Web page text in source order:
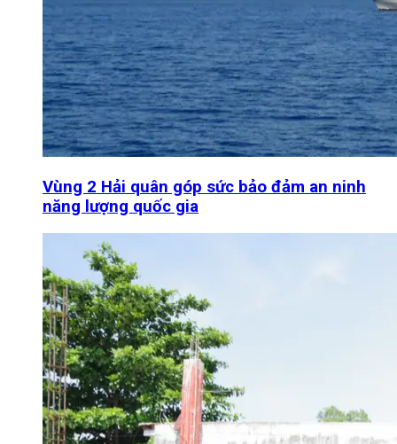
Vùng 2 Hải quân góp sức bảo đảm an ninh
năng lượng quốc gia